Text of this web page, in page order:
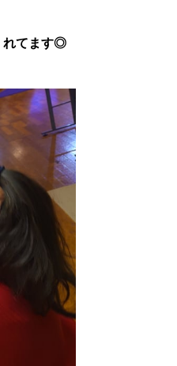
れてます◎